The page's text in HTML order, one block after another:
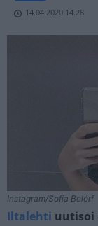
14.04.2020 14.28
Instagram/Sofia Belórf
Iltalehti uutisoi